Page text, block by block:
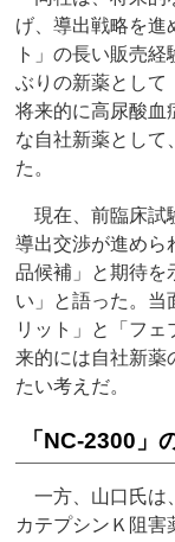
げ、導出戦略を進
ト」の長い販売
ぶりの新薬として
将来的に高尿酸血
な自社新薬として
た。
現在、前臨床試
導出交渉が進めら
品候補」と期待を
い」と語った。当
リット」と「フ
来的には自社新薬
たい考えだ。
「NC-2300」
一方、山口氏は
カテプシンＫ阻害